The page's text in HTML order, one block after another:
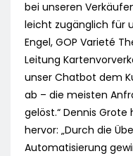
bei unseren
leicht zugänglich für
Engel, GOP Varieté
Leitung
unser Chatbot dem
ab – die meisten
gelöst.“ Dennis
hervor: „Durch die
Automatisierung